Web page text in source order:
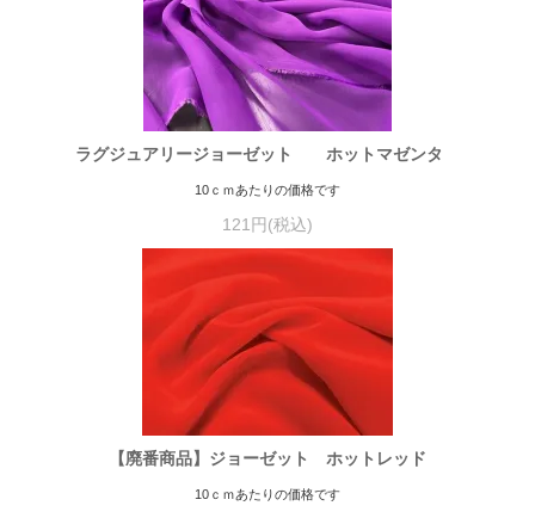
ラグジュアリージョーゼット ホットマゼンタ
10ｃｍあたりの価格です
121円(税込)
【廃番商品】ジョーゼット ホットレッド
10ｃｍあたりの価格です